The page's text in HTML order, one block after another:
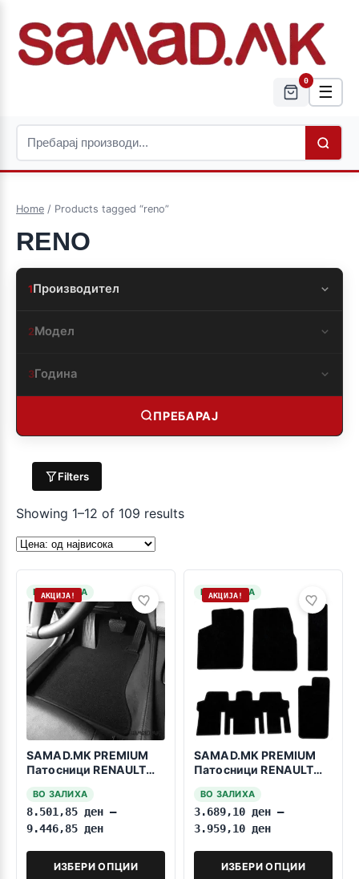
0
☰
Home / Products tagged “reno”
RENO
1Производител
2Модел
3Година
ПРЕБАРАЈ
Filters
Showing 1–12 of 109 results
НА ЗАЛИХА
АКЦИЈА!
SAMAD.MK PREMIUM
Патосници RENAULT
Sedišta
ВО ЗАЛИХА
8.501,85 ден –
9.446,85 ден
ИЗБЕРИ ОПЦИИ
НА ЗАЛИХА
АКЦИЈА!
SAMAD.MK PREMIUM
Патосници RENAULT
Sedista
ВО ЗАЛИХА
3.689,10 ден –
3.959,10 ден
ИЗБЕРИ ОПЦИИ